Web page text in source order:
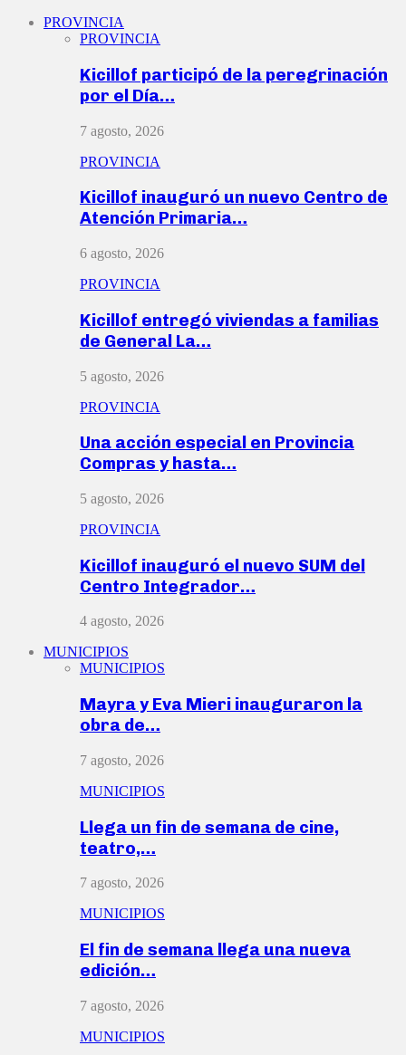
PROVINCIA
PROVINCIA
Kicillof participó de la peregrinación
por el Día…
7 agosto, 2026
PROVINCIA
Kicillof inauguró un nuevo Centro de
Atención Primaria…
6 agosto, 2026
PROVINCIA
Kicillof entregó viviendas a familias
de General La…
5 agosto, 2026
PROVINCIA
Una acción especial en Provincia
Compras y hasta…
5 agosto, 2026
PROVINCIA
Kicillof inauguró el nuevo SUM del
Centro Integrador…
4 agosto, 2026
MUNICIPIOS
MUNICIPIOS
Mayra y Eva Mieri inauguraron la
obra de…
7 agosto, 2026
MUNICIPIOS
Llega un fin de semana de cine,
teatro,…
7 agosto, 2026
MUNICIPIOS
El fin de semana llega una nueva
edición…
7 agosto, 2026
MUNICIPIOS